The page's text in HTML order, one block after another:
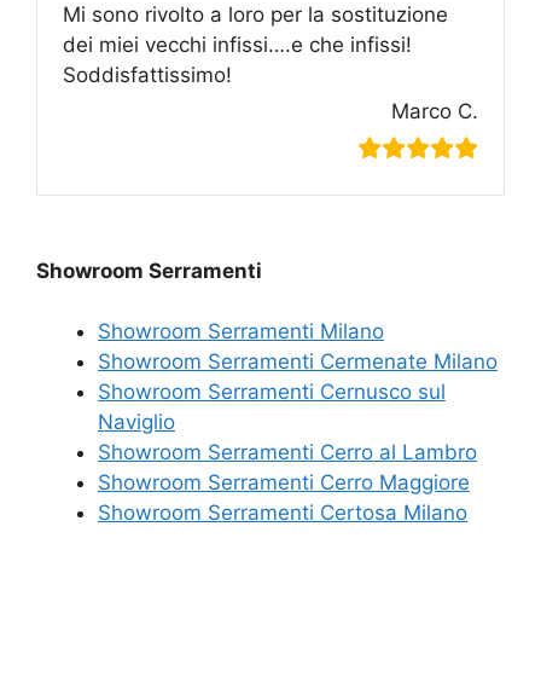
Mi sono rivolto a loro per la sostituzione
dei miei vecchi infissi….e che infissi!
Soddisfattissimo!
Marco C.
Showroom Serramenti
Showroom Serramenti Milano
Showroom Serramenti Cermenate Milano
Showroom Serramenti Cernusco sul
Naviglio
Showroom Serramenti Cerro al Lambro
Showroom Serramenti Cerro Maggiore
Showroom Serramenti Certosa Milano